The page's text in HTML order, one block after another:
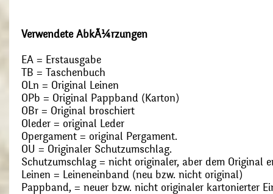
Verwendete AbkÃ¼rzungen
EA = Erstausgabe
TB = Taschenbuch
OLn = Original Leinen
OPb = Original Pappband (Karton)
OBr = Original broschiert
Oleder = original Leder
Opergament = original Pergament.
OU = Originaler Schutzumschlag.
Schutzumschlag = nicht originaler, aber dem Original
Leinen = Leineneinband (neu bzw. nicht original)
Pappband, = neuer bzw. nicht originaler kartonierter